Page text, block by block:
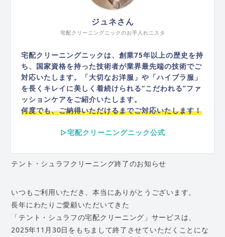
ジュネさん
宅配クリーニングニックのお手入れニスタ
宅配クリーニングニックは、創業75年以上の歴史を持
ち、国家資格を持った技術者が業界最先端の技術でご
対応いたします。「大切なお洋服」や「ハイブラ服」
を長くキレイに美しく着続けられる“こだわれる”ファ
ッションケアをご紹介いたします。
何度でも、ご納得いただけるまでご対応いたします！
▷宅配クリーニングニック公式
テント・シュラフクリーニング終了のお知らせ
いつもご利用いただき、本当にありがとうございます。
長年にわたりご愛顧いただいてきた
「テント・シュラフの宅配クリーニング」サービスは、
2025年11月30日をもちまして終了させていただくことにな